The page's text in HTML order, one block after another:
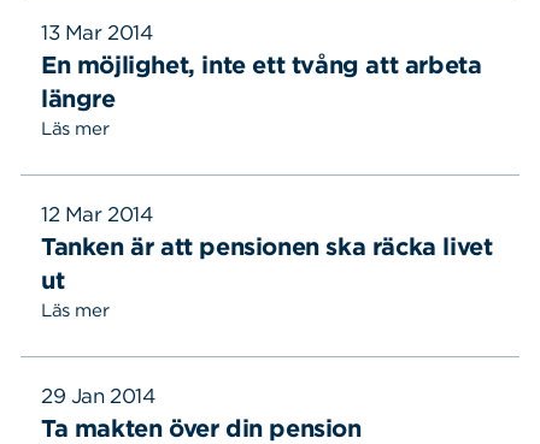
13 Mar 2014
En möjlighet, inte ett tvång att arbeta
längre
Läs mer
12 Mar 2014
Tanken är att pensionen ska räcka livet
ut
Läs mer
29 Jan 2014
Ta makten över din pension